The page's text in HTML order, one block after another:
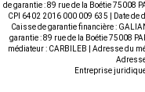
de garantie : 89 rue de la Boétie 75008
CPI 6402 2016 000 009 635 | Date de
Caisse de garantie financière :
garantie : 89 rue de la Boétie 75008
médiateur : CARBILEB | Adresse du
Entreprise